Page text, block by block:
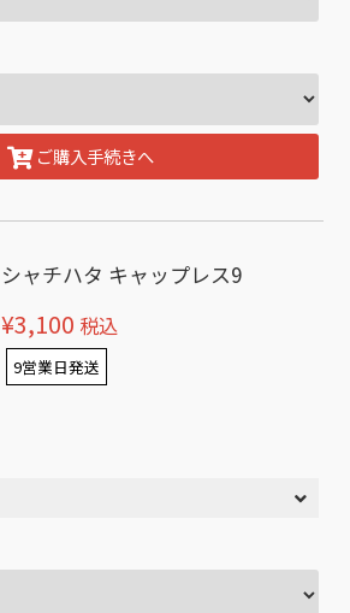
ご購入手続きへ
シャチハタ キャップレス9
¥3,100 税込
9営業日発送